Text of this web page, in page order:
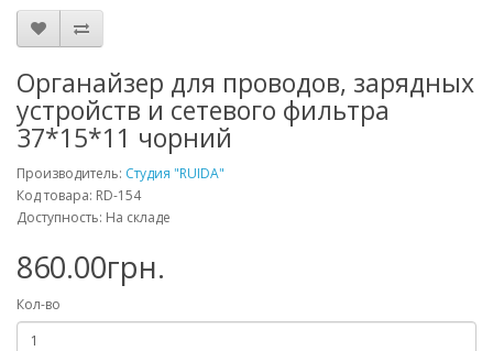
Органайзер для проводов, зарядных
устройств и сетевого фильтра
37*15*11 чорний
Производитель: Студия "RUIDA"
Код товара: RD-154
Доступность: На складе
860.00грн.
Кол-во